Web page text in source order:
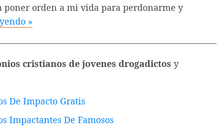
poner orden a mi vida para perdonarme y
»
cristianos de jovenes drogadictos y
De Impacto Gratis
Impactantes De Famosos